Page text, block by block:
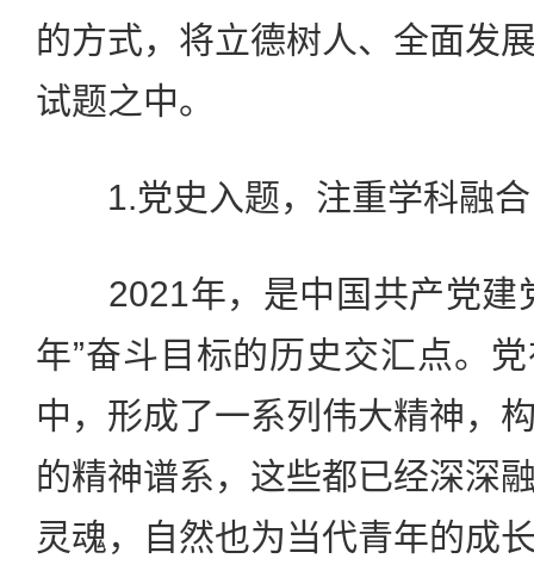
的方式，将立德树人、全面发
试题之中。
1.党史入题，注重学科融合
2021年，是中国共产党建
年”奋斗目标的历史交汇点。
中，形成了一系列伟大精神，
的精神谱系，这些都已经深深
灵魂，自然也为当代青年的成